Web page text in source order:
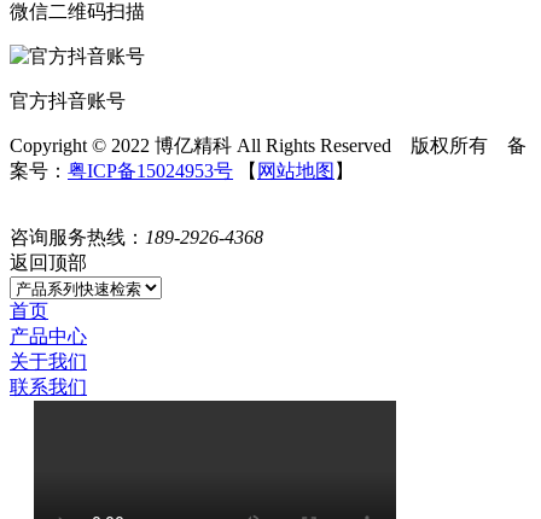
微信二维码扫描
官方抖音账号
Copyright © 2022 博亿精科 All Rights Reserved 版权所有 备
案号： 粤ICP备15024953号 【 网站地图 】
咨询服务热线： 189-2926-4368
返回顶部
首页
产品中心
关于我们
联系我们